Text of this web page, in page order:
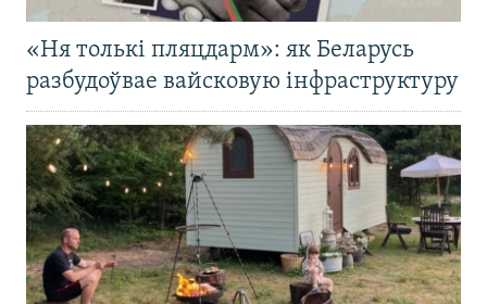
«Ня толькі пляцдарм»: як Беларусь
разбудоўвае вайсковую інфраструктуру